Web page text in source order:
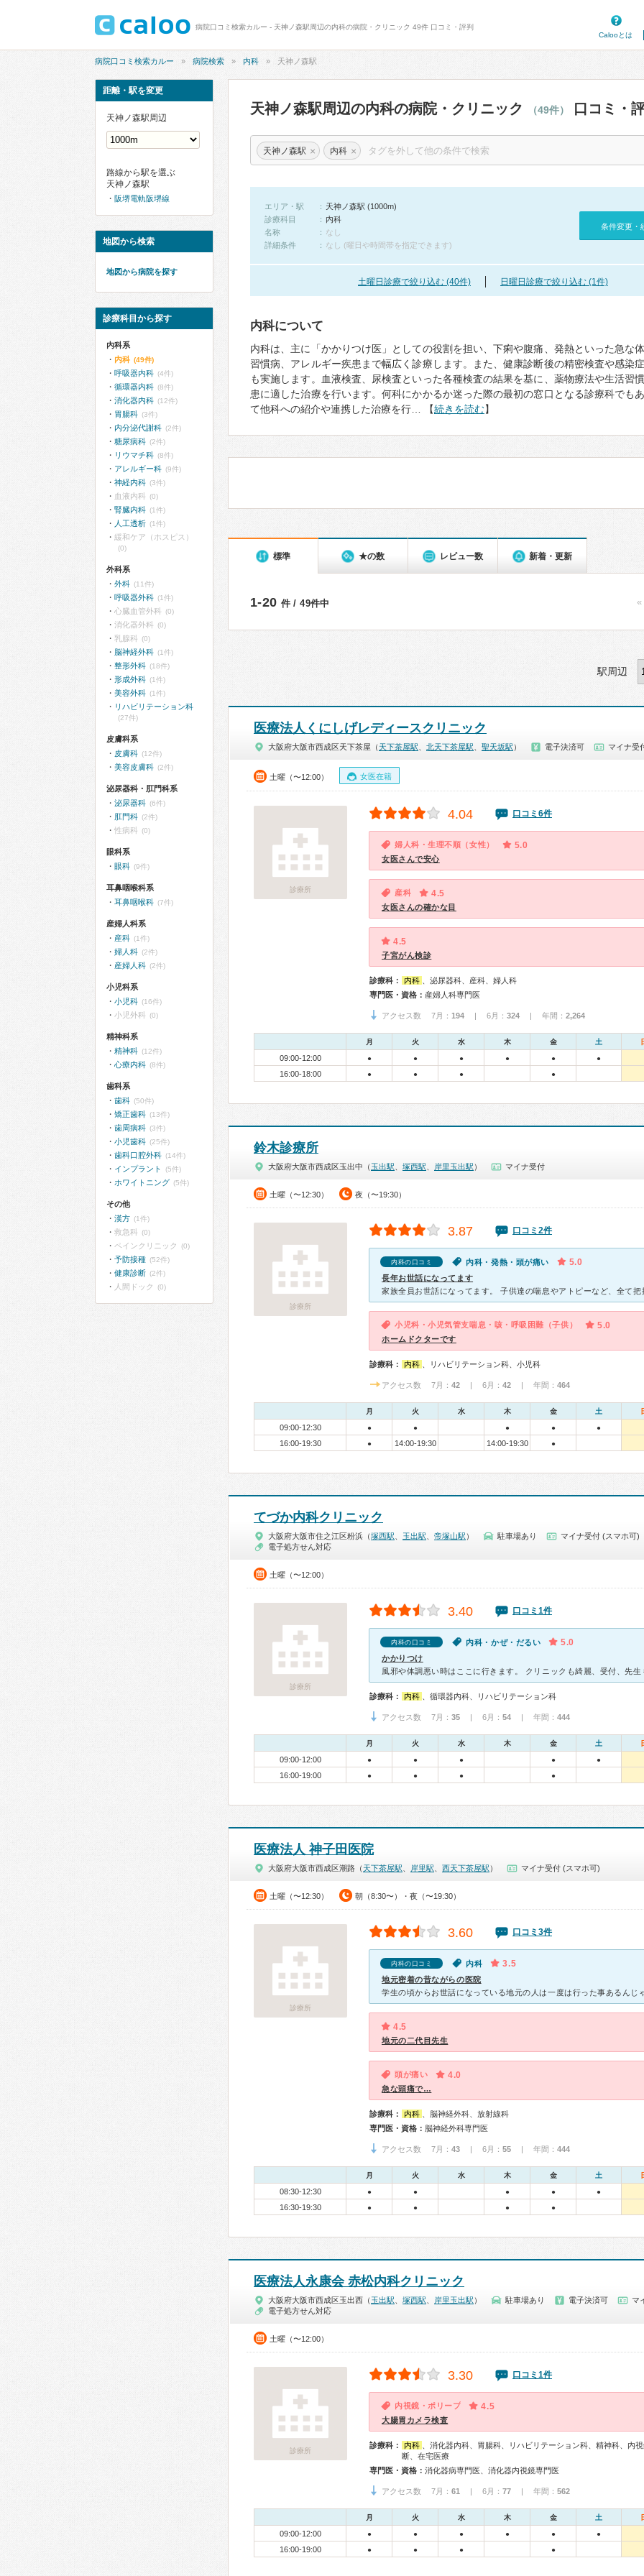
病院口コミ検索カルー - 天神ノ森駅周辺の内科の病院・クリニック 49件 口コミ・評判
Calooとは
病院口コミ検索カルー 病院検索 内科 天神ノ森駅
天神ノ森駅周辺の内科の病院・クリニック （49件） 口コミ・
天神ノ森駅 × 内科 ×
エリア・駅
天神ノ森駅 (1000m)
診療科目
内科
名称
なし
詳細条件
なし (曜日や時間帯を指定できます)
条件変更・
土曜日診療で絞り込む (40件) 日曜日診療で絞り込む (1件)
内科について
内科は、主に「かかりつけ医」としての役割を担い、下痢や腹痛、発熱といった急な
習慣病、アレルギー疾患まで幅広く診療します。また、健康診断後の精密検査や感染
も実施します。血液検査、尿検査といった各種検査の結果を基に、薬物療法や生活習
患に適した治療を行います。何科にかかるか迷った際の最初の窓口となる診療科でも
て他科への紹介や連携した治療を行… 【続きを読む】
標準 ★の数 レビュー数 新着・更新
1-20 件 / 49件中
駅周辺
医療法人くにしげレディースクリニック
大阪府大阪市西成区天下茶屋（ 天下茶屋駅 北天下茶屋駅 聖天坂駅 ） 電子決済可 マイナ受
土曜（〜12:00） 女医在籍
診療所
4.04 口コミ6件
婦人科・生理不順（女性） 5.0
女医さんで安心
産科 4.5
女医さんの確かな目
4.5
子宮がん検診
診療科： 内科
、泌尿器科、産科、婦人科
専門医・資格： 産婦人科専門医
アクセス数 7月： 194 | 6月： 324 | 年間： 2,264
月 火 水 木 金 土
09:00-12:00 ● ● ● ● ● ●
16:00-18:00 ● ● ● ●
鈴木診療所
大阪府大阪市西成区玉出中（ 玉出駅 塚西駅 岸里玉出駅 ） マイナ受付
土曜（〜12:30） 夜（〜19:30）
診療所
3.87 口コミ2件
内科の口コミ 内科・発熱・頭が痛い 5.0
長年お世話になってます
小児科・小児気管支喘息・咳・呼吸困難（子供） 5.0
ホームドクターです
診療科： 内科 、リハビリテーション科、小児科
アクセス数 7月： 42 | 6月： 42 | 年間： 464
月 火 水 木 金 土
09:00-12:30 ● ● ● ● ●
16:00-19:30 ● 14:00-19:30 14:00-19:30 ●
てづか内科クリニック
大阪府大阪市住之江区粉浜（塚西駅 玉出駅 帝塚山駅 ） 駐車場あり
マイナ受付 (スマホ可)
電子処方せん対応
土曜（〜12:00）
診療所
3.40 口コミ1件
内科の口コミ 内科・かぜ・だるい 5.0
かかりつけ
診療科： 内科 、循環器内科、リハビリテーション科
アクセス数 7月： 35 | 6月： 54 | 年間： 444
月 火 水 木 金 土
09:00-12:00 ● ● ● ● ●
16:00-19:00 ● ● ● ●
医療法人 神子田医院
大阪府大阪市西成区潮路（ 天下茶屋駅 岸里駅 西天下茶屋駅 ） マイナ受付 (スマホ可)
土曜（〜12:30） 朝（8:30〜）・夜（〜19:30）
診療所
3.60 口コミ3件
内科の口コミ 内科 3.5
地元密着の昔ながらの医院
4.5
地元の二代目先生
頭が痛い 4.0
急な頭痛で…
診療科： 内科
、脳神経外科、放射線科
専門医・資格： 脳神経外科専門医
アクセス数 7月： 43 | 6月： 55 | 年間： 444
月 火 水 木 金 土
08:30-12:30 ● ● ● ● ●
16:30-19:30 ● ● ● ●
医療法人永康会 赤松内科クリニック
大阪府大阪市西成区玉出西（ 玉出駅 塚西駅 岸里玉出駅 ） 駐車場あり 電子決済可
マ
電子処方せん対応
土曜（〜12:00）
診療所
3.30 口コミ1件
内視鏡・ポリープ 4.5
大腸胃カメラ検査
診療科： 内科
、消化器内科、胃腸科、リハビリテーション科、精神科、内
断、在宅医療
専門医・資格： 消化器病専門医、消化器内視鏡専門医
アクセス数 7月： 61 | 6月： 77 | 年間： 562
月 火 水 木 金 土
09:00-12:00 ● ● ● ● ● ●
16:00-19:00 ● ● ● ●
距離・駅を変更
天神ノ森駅周辺
路線から駅を選ぶ
天神ノ森駅
阪堺電軌阪堺線
地図から検索
地図から病院を探す
診療科目から探す
内科系
内科 (49件)
呼吸器内科 (4件)
循環器内科 (8件)
消化器内科 (12件)
胃腸科 (3件)
内分泌代謝科 (2件)
糖尿病科 (2件)
リウマチ科 (8件)
アレルギー科 (9件)
神経内科 (3件)
血液内科 (0)
腎臓内科 (1件)
人工透析 (1件)
緩和ケア（ホスピス）
(0)
外科系
外科 (11件)
呼吸器外科 (1件)
心臓血管外科 (0)
消化器外科 (0)
乳腺科 (0)
脳神経外科 (1件)
整形外科 (18件)
形成外科 (1件)
美容外科 (1件)
リハビリテーション科
(27件)
皮膚科系
皮膚科 (12件)
美容皮膚科 (2件)
泌尿器科・肛門科系
泌尿器科 (6件)
肛門科 (2件)
性病科 (0)
眼科系
眼科 (9件)
耳鼻咽喉科系
耳鼻咽喉科 (7件)
産婦人科系
産科 (1件)
婦人科 (2件)
産婦人科 (2件)
小児科系
小児科 (16件)
小児外科 (0)
精神科系
精神科 (12件)
心療内科 (8件)
歯科系
歯科 (50件)
矯正歯科 (13件)
歯周病科 (3件)
小児歯科 (25件)
歯科口腔外科 (14件)
インプラント (5件)
ホワイトニング (5件)
その他
漢方 (1件)
救急科 (0)
ペインクリニック (0)
予防接種 (52件)
健康診断 (2件)
人間ドック (0)